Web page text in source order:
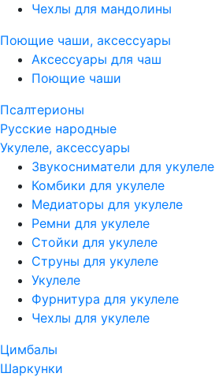
Чехлы для мандолины
Поющие чаши, аксессуары
Аксессуары для чаш
Поющие чаши
Псалтерионы
Русские народные
Укулеле, аксессуары
Звукосниматели для укулеле
Комбики для укулеле
Медиаторы для укулеле
Ремни для укулеле
Стойки для укулеле
Струны для укулеле
Укулеле
Фурнитура для укулеле
Чехлы для укулеле
Цимбалы
Шаркунки